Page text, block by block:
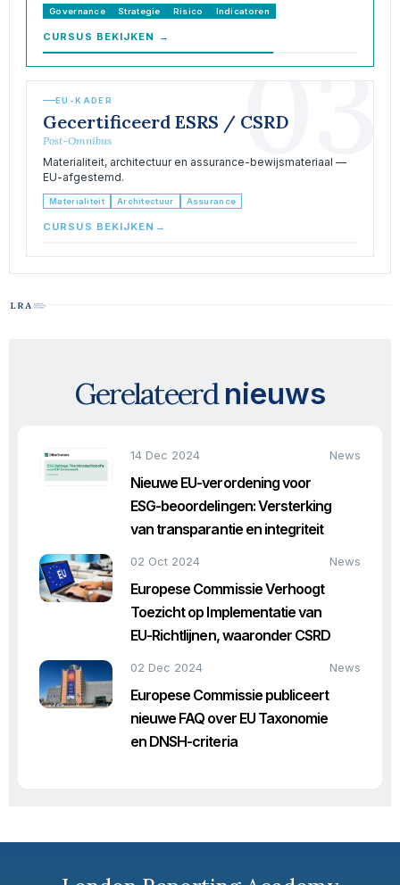
Governance Strategie Risico Indicatoren
CURSUS BEKIJKEN → 03
EU-KADER
Gecertificeerd ESRS / CSRD
Post-Omnibus
Materialiteit, architectuur en assurance-bewijsmateriaal —
EU-afgestemd.
Materialiteit Architectuur Assurance
CURSUS BEKIJKEN →
Gerelateerdnieuws
14 Dec 2024 News
Nieuwe EU-verordening voor
ESG-beoordelingen: Versterking
van transparantie en integriteit
02 Oct 2024 News
Europese Commissie Verhoogt
Toezicht op Implementatie van
EU-Richtlijnen, waaronder CSRD
02 Dec 2024 News
Europese Commissie publiceert
nieuwe FAQ over EU Taxonomie
en DNSH-criteria